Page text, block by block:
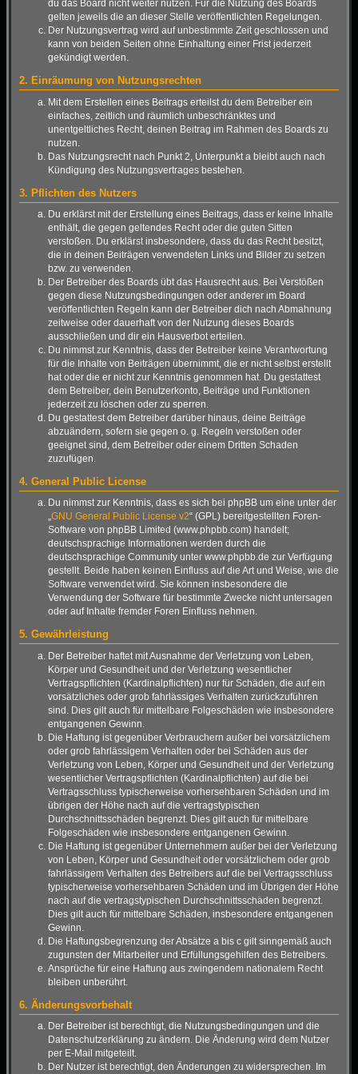
du das Board nicht weiter nutzen. Für die Nutzung des Boards
gelten jeweils die an dieser Stelle veröffentlichten Regelungen.
Der Nutzungsvertrag wird auf unbestimmte Zeit geschlossen und
kann von beiden Seiten ohne Einhaltung einer Frist jederzeit
gekündigt werden.
2. Einräumung von Nutzungsrechten
Mit dem Erstellen eines Beitrags erteilst du dem Betreiber ein
einfaches, zeitlich und räumlich unbeschränktes und
unentgeltliches Recht, deinen Beitrag im Rahmen des Boards zu
nutzen.
Das Nutzungsrecht nach Punkt 2, Unterpunkt a bleibt auch nach
Kündigung des Nutzungsvertrages bestehen.
3. Pflichten des Nutzers
Du erklärst mit der Erstellung eines Beitrags, dass er keine Inhalte
enthält, die gegen geltendes Recht oder die guten Sitten
verstoßen. Du erklärst insbesondere, dass du das Recht besitzt,
die in deinen Beiträgen verwendeten Links und Bilder zu setzen
bzw. zu verwenden.
Der Betreiber des Boards übt das Hausrecht aus. Bei Verstößen
gegen diese Nutzungsbedingungen oder anderer im Board
veröffentlichten Regeln kann der Betreiber dich nach Abmahnung
zeitweise oder dauerhaft von der Nutzung dieses Boards
ausschließen und dir ein Hausverbot erteilen.
Du nimmst zur Kenntnis, dass der Betreiber keine Verantwortung
für die Inhalte von Beiträgen übernimmt, die er nicht selbst erstellt
hat oder die er nicht zur Kenntnis genommen hat. Du gestattest
dem Betreiber, dein Benutzerkonto, Beiträge und Funktionen
jederzeit zu löschen oder zu sperren.
Du gestattest dem Betreiber darüber hinaus, deine Beiträge
abzuändern, sofern sie gegen o. g. Regeln verstoßen oder
geeignet sind, dem Betreiber oder einem Dritten Schaden
zuzufügen.
4. General Public License
Du nimmst zur Kenntnis, dass es sich bei phpBB um eine unter der
„GNU General Public License v2“ (GPL) bereitgestellten Foren-
Software von phpBB Limited (www.phpbb.com) handelt;
deutschsprachige Informationen werden durch die
deutschsprachige Community unter www.phpbb.de zur Verfügung
gestellt. Beide haben keinen Einfluss auf die Art und Weise, wie die
Software verwendet wird. Sie können insbesondere die
Verwendung der Software für bestimmte Zwecke nicht untersagen
oder auf Inhalte fremder Foren Einfluss nehmen.
5. Gewährleistung
Der Betreiber haftet mit Ausnahme der Verletzung von Leben,
Körper und Gesundheit und der Verletzung wesentlicher
Vertragspflichten (Kardinalpflichten) nur für Schäden, die auf ein
vorsätzliches oder grob fahrlässiges Verhalten zurückzuführen
sind. Dies gilt auch für mittelbare Folgeschäden wie insbesondere
entgangenen Gewinn.
Die Haftung ist gegenüber Verbrauchern außer bei vorsätzlichem
oder grob fahrlässigem Verhalten oder bei Schäden aus der
Verletzung von Leben, Körper und Gesundheit und der Verletzung
wesentlicher Vertragspflichten (Kardinalpflichten) auf die bei
Vertragsschluss typischerweise vorhersehbaren Schäden und im
übrigen der Höhe nach auf die vertragstypischen
Durchschnittsschäden begrenzt. Dies gilt auch für mittelbare
Folgeschäden wie insbesondere entgangenen Gewinn.
Die Haftung ist gegenüber Unternehmern außer bei der Verletzung
von Leben, Körper und Gesundheit oder vorsätzlichem oder grob
fahrlässigem Verhalten des Betreibers auf die bei Vertragsschluss
typischerweise vorhersehbaren Schäden und im Übrigen der Höhe
nach auf die vertragstypischen Durchschnittsschäden begrenzt.
Dies gilt auch für mittelbare Schäden, insbesondere entgangenen
Gewinn.
Die Haftungsbegrenzung der Absätze a bis c gilt sinngemäß auch
zugunsten der Mitarbeiter und Erfüllungsgehilfen des Betreibers.
Ansprüche für eine Haftung aus zwingendem nationalem Recht
bleiben unberührt.
6. Änderungsvorbehalt
Der Betreiber ist berechtigt, die Nutzungsbedingungen und die
Datenschutzerklärung zu ändern. Die Änderung wird dem Nutzer
per E-Mail mitgeteilt.
Der Nutzer ist berechtigt, den Änderungen zu widersprechen. Im